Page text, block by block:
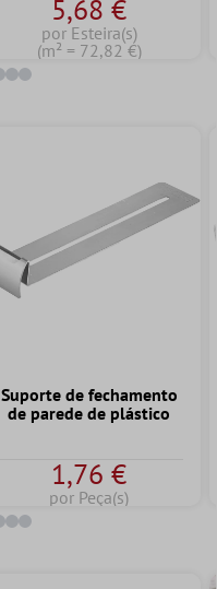
5,68 €
por Esteira(s)
(m² = 72,82 €)
Suporte de fechamento
de parede de plástico
1,76 €
por Peça(s)